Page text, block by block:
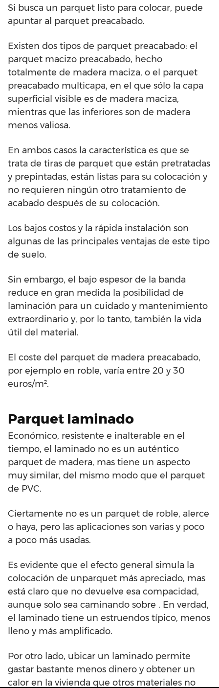
Si busca un parquet listo para colocar, puede
apuntar al parquet preacabado.
Existen dos tipos de parquet preacabado: el
parquet macizo preacabado, hecho
totalmente de madera maciza, o el parquet
preacabado multicapa, en el que sólo la capa
superficial visible es de madera maciza,
mientras que las inferiores son de madera
menos valiosa.
En ambos casos la característica es que se
trata de tiras de parquet que están pretratadas
y prepintadas, están listas para su colocación y
no requieren ningún otro tratamiento de
acabado después de su colocación.
Los bajos costos y la rápida instalación son
algunas de las principales ventajas de este tipo
de suelo.
Sin embargo, el bajo espesor de la banda
reduce en gran medida la posibilidad de
laminación para un cuidado y mantenimiento
extraordinario y, por lo tanto, también la vida
útil del material.
El coste del parquet de madera preacabado,
por ejemplo en roble, varía entre 20 y 30
euros/m².
Parquet laminado
Económico, resistente e inalterable en el
tiempo, el laminado no es un auténtico
parquet de madera, mas tiene un aspecto
muy similar, del mismo modo que el parquet
de PVC.
Ciertamente no es un parquet de roble, alerce
o haya, pero las aplicaciones son varias y poco
a poco más usadas.
Es evidente que el efecto general simula la
colocación de unparquet más apreciado, mas
está claro que no devuelve esa compacidad,
aunque solo sea caminando sobre . En verdad,
el laminado tiene un estruendos típico, menos
lleno y más amplificado.
Por otro lado, ubicar un laminado permite
gastar bastante menos dinero y obtener un
calor en la vivienda que otros materiales no